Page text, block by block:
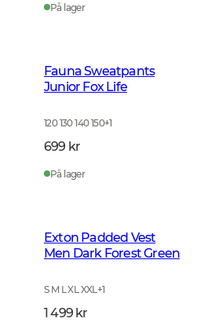
På lager
Fauna Sweatpants
Junior Fox Life
120 130 140 150+1
699 kr
På lager
Exton Padded Vest
Men Dark Forest Green
S M L XL XXL+1
1 499 kr